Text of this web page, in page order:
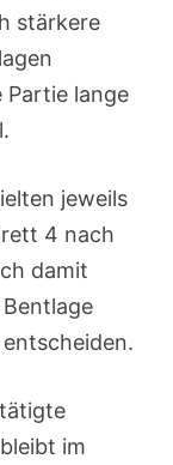
stärkere
Partie lange
jeweils
4 nach
damit
im